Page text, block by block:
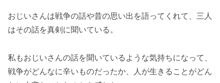
おじいさんは戦争の話や昔の思い出を語ってくれて、三人
はその話を真剣に聞いている。
私もおじいさんの話を聞いているような気持ちになって、
戦争がどんなに辛いものだったか、人が生きることがどん